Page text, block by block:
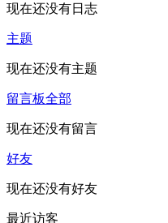
现在还没有日志
主题
现在还没有主题
留言板全部
现在还没有留言
好友
现在还没有好友
最近访客